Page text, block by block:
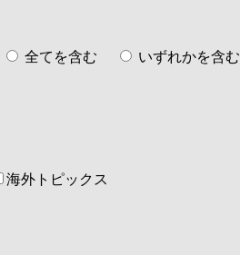
全てを含む いずれかを含む
海外トピックス